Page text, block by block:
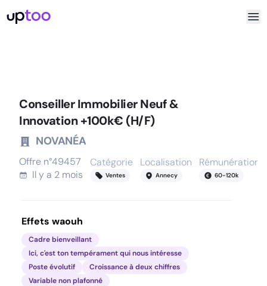
Conseiller Immobilier Neuf &
Innovation +100k€ (H/F)
NOVANÉA
Offre n°49457
Il y a 2 mois
Catégorie
Ventes
Localisation
Annecy
Rémunération
60-120k
Effets waouh
Cadre bienveillant
Ici, c'est ton tempérament qui nous intéresse
Poste évolutif
Croissance à deux chiffres
Variable non plafonné